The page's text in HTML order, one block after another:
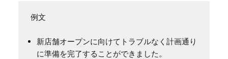
新店舗オープンに向けてトラブルなく計画通り
に準備を完了することができました。